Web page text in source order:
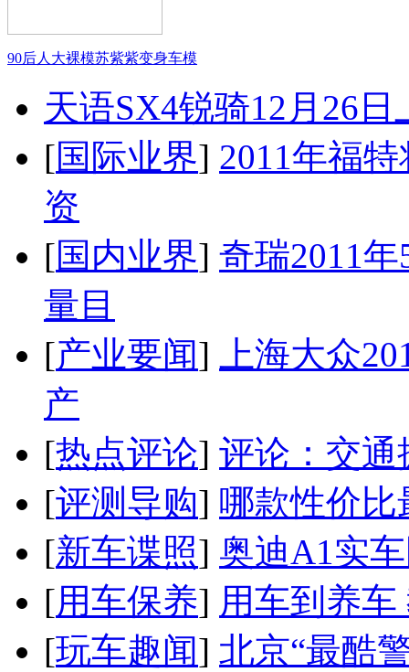
90后人大裸模苏紫紫变身车模
天语SX4锐骑12月26
[国际业界] 2011年福
资
[国内业界] 奇瑞2011
量目
[产业要闻]
上海大众
产
[热点评论] 评论：交通
[评测导购] 哪款性价比
[新车谍照] 奥迪A1实
[用车保养] 用车到养
[玩车趣闻] 北京“最酷